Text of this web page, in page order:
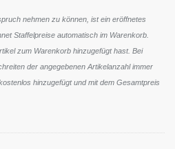
nehmen zu können, ist ein eröffnetes
Staffelpreise automatisch im Warenkorb.
zum Warenkorb hinzugefügt hast. Bei
der angegebenen Artikelanzahl immer
hinzugefügt und mit dem Gesamtpreis